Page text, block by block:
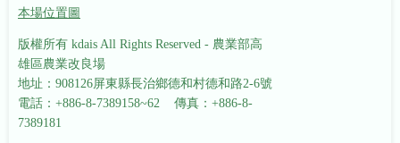
本場位置圖
版權所有 kdais All Rights Reserved - 農業部高
雄區農業改良場
地址：908126屏東縣長治鄉德和村德和路2-6號
電話：+886-8-7389158~62 傳真：+886-8-
7389181